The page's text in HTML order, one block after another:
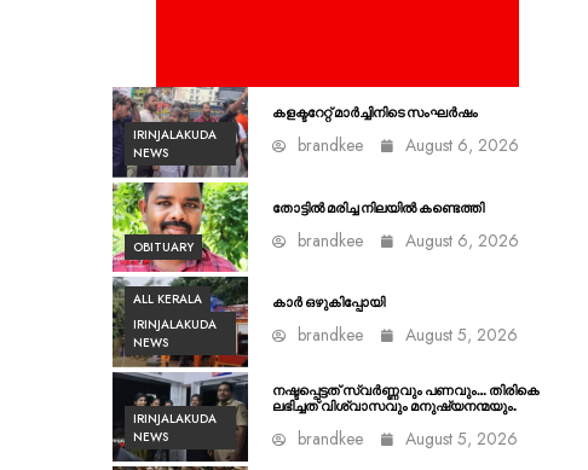
IRINJALAKUDA
NEWS
കളക്ടറേറ്റ് മാർച്ചിനിടെ സംഘർഷം
brandkee August 6, 2026
OBITUARY
തോട്ടിൽ മരിച്ച നിലയിൽ കണ്ടെത്തി
brandkee August 6, 2026
ALL KERALA
IRINJALAKUDA
NEWS
കാർ ഒഴുകിപ്പോയി
brandkee August 5, 2026
IRINJALAKUDA
NEWS
നഷ്ടപ്പെട്ടത് സ്വർണ്ണവും പണവും… തിരികെ
ലഭിച്ചത് വിശ്വാസവും മനുഷ്യനന്മയും.
brandkee August 5, 2026